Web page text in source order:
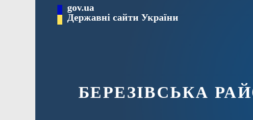
Перейти gov.ua
Державні сайти України
БЕРЕЗІВСЬКА